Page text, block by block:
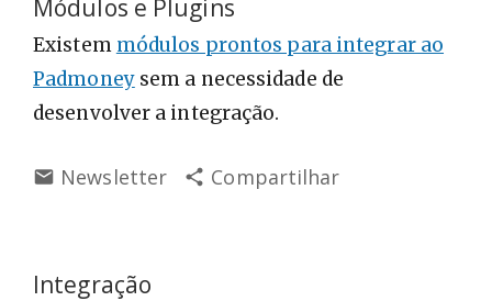
Módulos e Plugins
Existem módulos prontos para integrar ao
Padmoneysem a necessidade de
desenvolver a integração.
Newsletter Compartilhar
Integração